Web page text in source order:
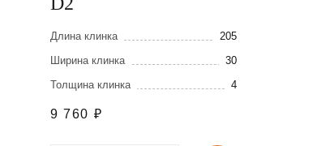
Длина клинка
205
Ширина клинка
30
Толщина клинка
4
9 760 ₽